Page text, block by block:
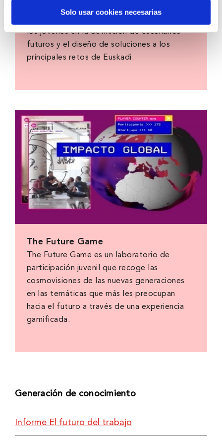
Solo usar cookies necesarias
los jóvenes en la definición de escenarios
futuros y el diseño de soluciones a los
principales retos de Euskadi.
The Future Game
The Future Game es un laboratorio de
participación juvenil que recoge las
cosmovisiones de las nuevas generaciones
en las temáticas que más les preocupan
hacia el futuro a través de una experiencia
gamificada.
Generación de conocimiento
Informe El futuro del trabajo